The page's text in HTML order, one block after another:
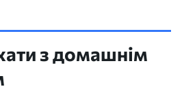
з домашнім